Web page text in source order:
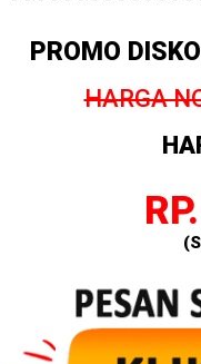
PROMO
HARGA